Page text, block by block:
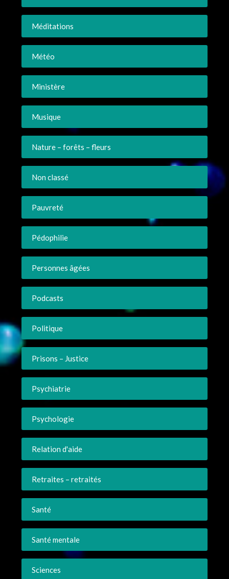
Méditations
Météo
Ministère
Musique
Nature – forêts – fleurs
Non classé
Pauvreté
Pédophilie
Personnes âgées
Podcasts
Politique
Prisons – Justice
Psychiatrie
Psychologie
Relation d'aide
Retraites – retraités
Santé
Santé mentale
Sciences